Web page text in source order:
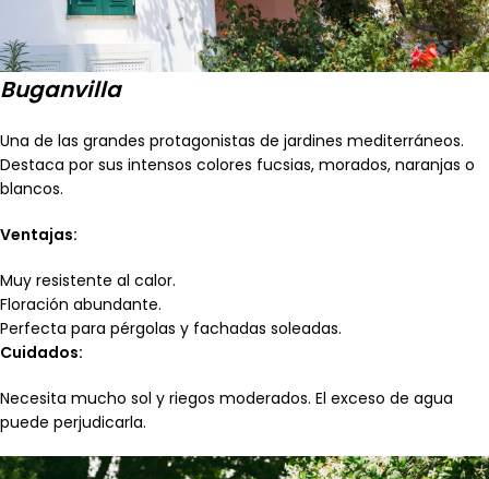
Buganvilla
Una de las grandes protagonistas de jardines mediterráneos.
Destaca por sus intensos colores fucsias, morados, naranjas o
blancos.
Ventajas:
Muy resistente al calor.
Floración abundante.
Perfecta para pérgolas y fachadas soleadas.
Cuidados:
Necesita mucho sol y riegos moderados. El exceso de agua
puede perjudicarla.